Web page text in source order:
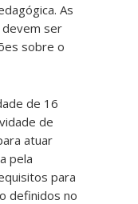
As
ser
sobre o
de 16
de
atuar
pela
para
definidos no